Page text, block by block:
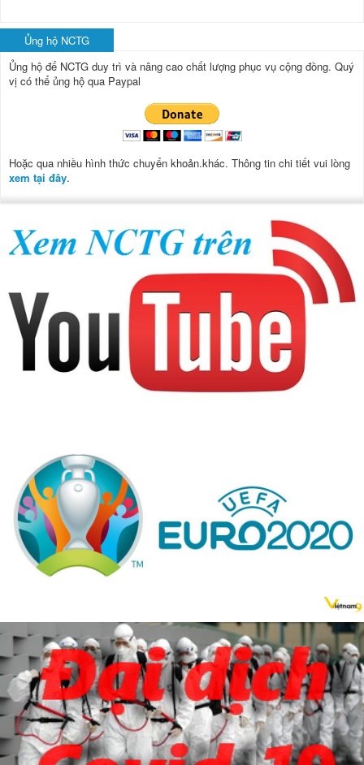
Ủng hộ NCTG
Ủng hộ để NCTG duy trì và nâng cao chất lượng phục vụ cộng đồng. Quý
vị có thể ủng hộ qua Paypal
Hoặc qua nhiều hình thức chuyển khoản.khác. Thông tin chi tiết vui lòng
xem tại đây.